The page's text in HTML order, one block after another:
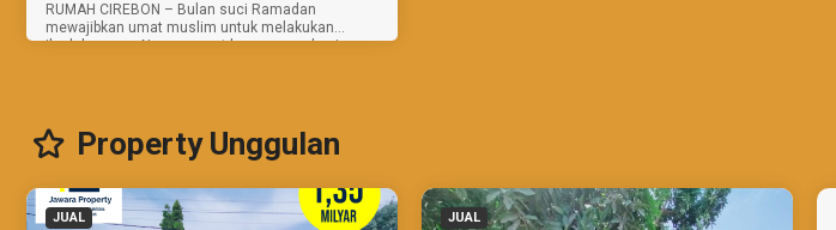
RUMAH CIREBON – Bulan suci Ramadan
mewajibkan umat muslim untuk melakukan
ibadah puasa. Namun, saat berpuasa sebagian
Property Unggulan
JUAL JUAL